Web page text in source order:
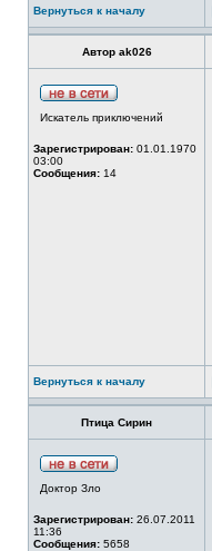
Вернуться к началу
Автор ak026
Искатель приключений
Зарегистрирован: 01.01.1970
03:00
Сообщения: 14
Вернуться к началу
Птица Сирин
Доктор Зло
Зарегистрирован: 26.07.2011
11:36
Сообщения: 5658